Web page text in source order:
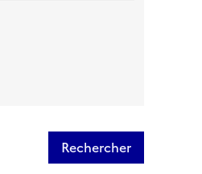
Rechercher